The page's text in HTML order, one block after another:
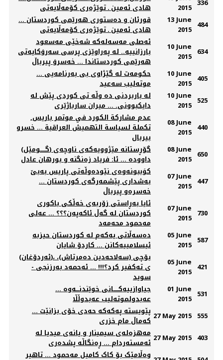
هادی ئەمین ـ توێژەری کۆمەڵایەتی
2015 336
قورئان و دەستوری هەرێمی کوردستان ...
هادی ئەمین ـ توێژەری کۆمەڵایەتی
13 June
2015 484
ئه‌صلی مه‌سه‌له‌كه‌ شه‌خێی مه‌سعود
بارزانییه‌.. له‌ په‌راوێزی پرسی سه‌روَكایه‌تی
هه‌رێمی كوردستاندا ... خه‌سروَ پیرباڵ
10 June
2015 634
حكومه‌ت له‌ گێژاوی بی به‌رنامه‌یی ...
موته‌لیب سه‌عید
10 June
2015 405
له باربردنی ده وڵه تی کوردی پێش له
دایکبوونی. ... میران سارباژێری
10 June
2015 525
عدم مشاركة الكورد في موتمر باريس,
تكملة لسياسة التهميش العراقية ... خسرو
بيربال
08 June
2015 440
(گـــــومێل) گۆڕستانه‌ مێژوویه‌كه‌ی ناوچه‌ی
داووده‌ ... ئا: فریاد زه‌نگنه‌ و بورهان عادل
08 June
2015 650
كوَببونه‌وه‌ی نێوده‌وڵه‌تی پاریس به‌بێ
به‌شداری پێشمه‌رگه‌ی كوردستان ...
خه‌سره‌و پیرباڵ
07 June
2015 447
ئایا به‌ڕاستی زۆربه‌ی خه‌ڵكی باكوری
كوردستان له‌ گه‌ڵ ئاكه‌په‌ن؟؟؟ ... عه‌لی
مه‌حمود محه‌مه‌د
07 June
2015 730
دەسەڵاتی یەکەم لە کوردستان حیزبە
ئیسلامییەکانن ... کاردۆ شایان
05 June
2015 587
(ئەردۆغان)، بۆچی (سەلاحەدین دەمرتاش)،
ی تەکفیر کرد؟!!! ... ئەحمەد بەرزنجی -
سوید
05 June
2015 421
جیاوازییەكـــــانی خوێندنـــەوە ...
عەبدولموتەلیب عەبدوڵڵا
01 June
2015 531
پێویستە پەکەکە حەدی خۆی بزانێت ...
کەماڵ مام خزری 27 May 2015 555
مەهزەلەی سیمینار و یانەی میدیا لە
ئەمستەردام ... ڕەنگاڵە پشدەری 27 May 2015 403
وەڵامێک بۆ کاک کامیل مەحمود ... تاهیر